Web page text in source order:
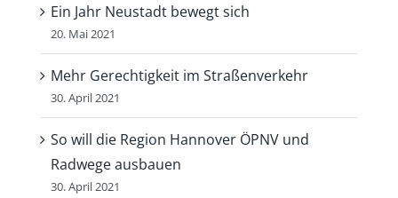
Ein Jahr Neustadt bewegt sich
20. Mai 2021
Mehr Gerechtigkeit im Straßenverkehr
30. April 2021
So will die Region Hannover ÖPNV und
Radwege ausbauen
30. April 2021